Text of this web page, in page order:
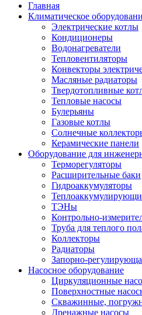
Главная
Климатическое
Электрические котлы
Кондиционеры
Водонагреватели
Тепловентиляторы
Конвекторы
Масляные радиаторы
Твердотопливные
Тепловые насосы
Булерьяны
Газовые котлы
Солнечные
Керамические панели
Оборудование для
Терморегуляторы
Расширительные баки
Гидроаккумуляторы
ТЭНы
Контрольно-
Труба для теплого
Коллекторы
Радиаторы
Запорно-
Насосное оборудование
Циркуляционные
Поверхностные
Скважинные,
Дренажные насосы